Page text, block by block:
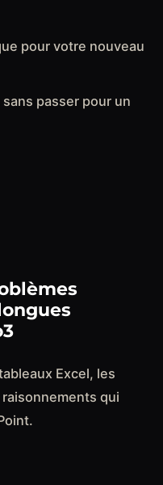
pour votre nouveau
passer pour un
Excel, les
qui